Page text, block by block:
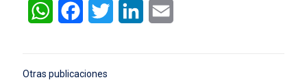
WhatsAppFacebookTwitter LinkedIn
Otras publicaciones